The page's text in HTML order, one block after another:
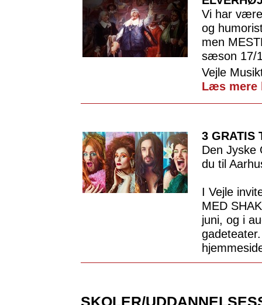
Vi har
og
men
sæson 17/
Vejle
Læs mere
3 GRATIS
Den Jyske
du til
I Vejle
MED
juni, og i
SKOLER/